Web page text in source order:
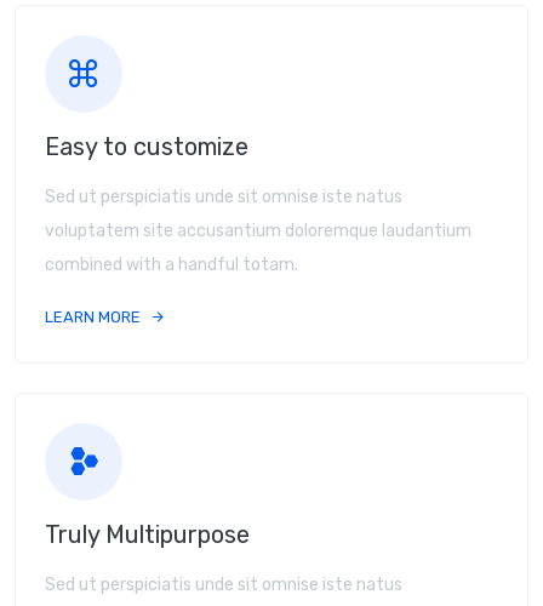
Easy to customize
Sed ut perspiciatis unde sit omnise iste natus
voluptatem site accusantium doloremque laudantium
combined with a handful totam.
LEARN MORE
Truly Multipurpose
Sed ut perspiciatis unde sit omnise iste natus